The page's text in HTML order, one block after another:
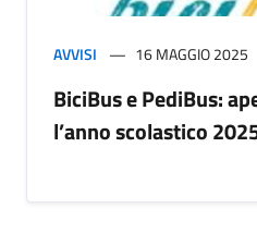
AVVISI 16 MAGGIO 2025
BiciBus e PediBus:
l’anno scolastico